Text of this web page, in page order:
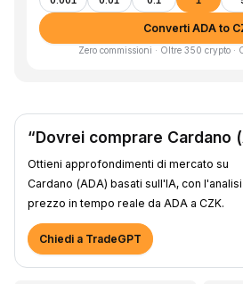
Converti ADA to
Zero commissioni · Oltre 350 crypto
“Dovrei comprare Cardano
Ottieni approfondimenti di mercato su
Cardano (ADA) basati sull'IA, con
prezzo in tempo reale da ADA a CZK.
Chiedi a TradeGPT